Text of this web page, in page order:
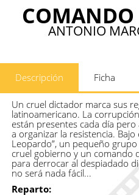
COMANDO
ANTONIO
Descripción Ficha
Un cruel dictador marca sus
latinoamericano. La
están presentes cada día
a organizar la resistencia. Bajo
Leopardo”, un pequeño
cruel gobierno y un comando
para derrocar al despiadado
no será nada fácil...
Reparto: